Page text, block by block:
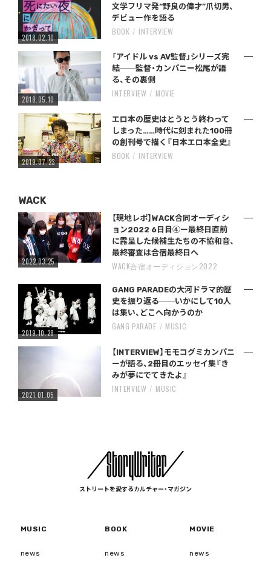
2018.02.10
文学フリマ発“野良の偉才”爪切男、
デビュー作を語る
BOOK INTERVIEW
2018.05.10
「アイドル vs AV監督」シリーズ完
結──監督・カンパニー松尾が語
る、その裏側
INTERVIEW MOVIE
2019.07.23
エロ本の歴史はとうとう終わって
しまった……時代に刻まれた100冊
の創刊号で描く『日本エロ本全史』
BOOK INTERVIEW
WACK
2022.03.25
【現地レポ】WACK合同オーディシ
ョン2022 6日目④ー最終日直前
に露呈した候補生たちの不協和音、
最終審査は合宿最終日へ
WACK合宿オーディション2022
2019.10.28
GANG PARADEの大河ドラマ的歴
史を振り返る──いかにして10人
は集い、どこへ向かうのか
GANG PARADE MUSIC
2021.01.05
【INTERVIEW】モモコグミカンパニ
ーが語る、2冊目のエッセイ集『き
みが夢にでてきたよ』
INTERVIEW MUSIC
ストリートを愛するカルチャー・マガジン
MUSIC
news
BOOK
news
MOVIE
news